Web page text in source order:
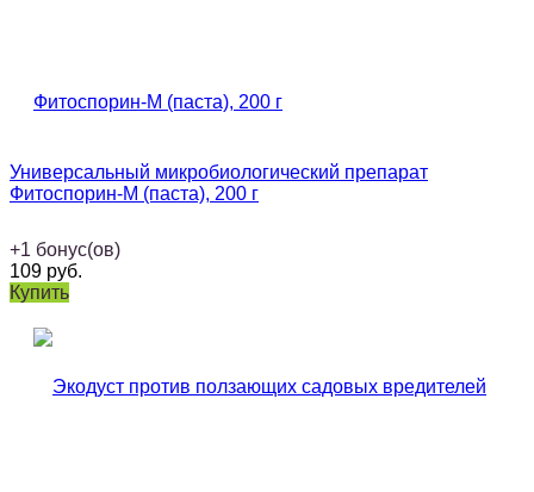
Универсальный микробиологический препарат
Фитоспорин-М (паста), 200 г
+1 бонус(ов)
109 руб.
Купить